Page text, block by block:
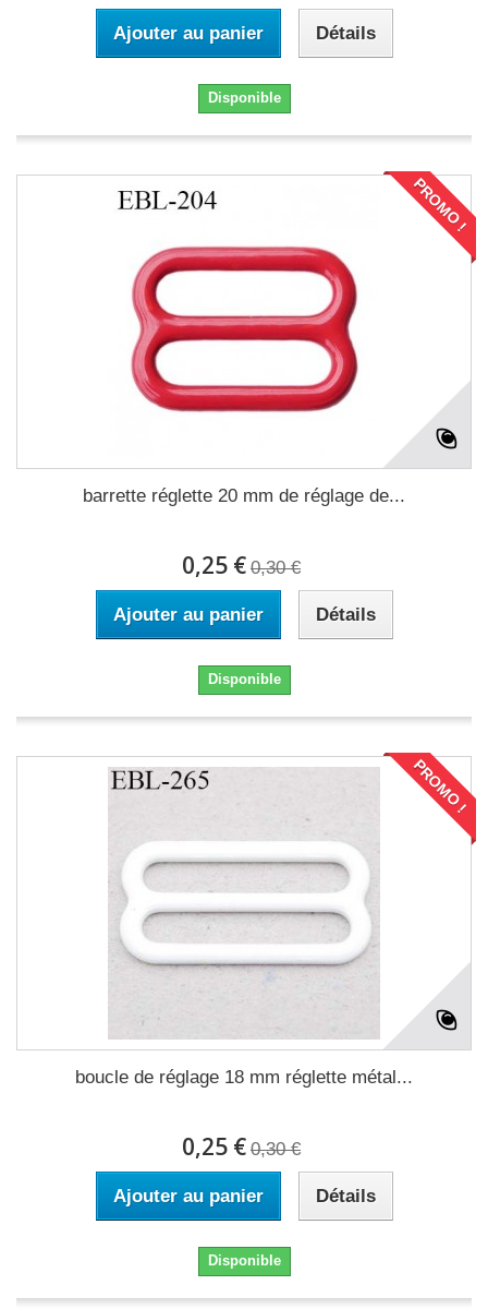
Ajouter au panier Détails
Disponible
PROMO !
barrette réglette 20 mm de réglage de...
0,25 € 0,30 €
Ajouter au panier Détails
Disponible
PROMO !
boucle de réglage 18 mm réglette métal...
0,25 € 0,30 €
Ajouter au panier Détails
Disponible